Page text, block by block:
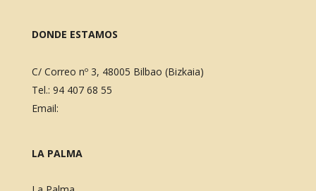
DONDE ESTAMOS
C/ Correo nº 3, 48005 Bilbao (Bizkaia)
Tel.: 94 407 68 55
Email:
LA PALMA